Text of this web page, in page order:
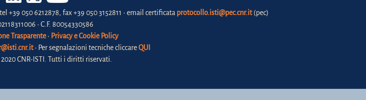
+39 050 6212878, fax +39 050 3152811 • email certificata protocollo.isti@pec.cnr.it(pec)
• C.F. 80054330586
Trasparente• Privacy e Cookie Policy
• Per segnalazioni tecniche cliccareQUI
CNR-ISTI. Tutti i diritti riservati.